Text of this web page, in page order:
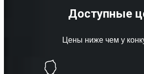
Доступные
Цены ниже чем у